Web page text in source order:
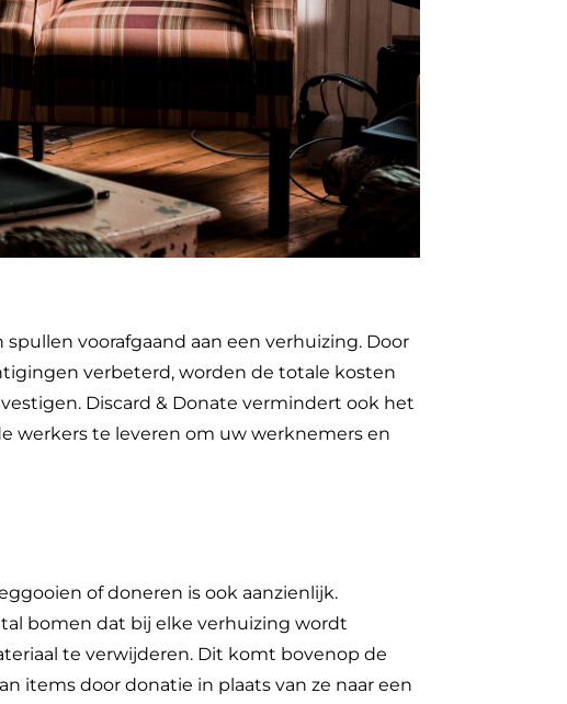
voorafgaand aan een verhuizing. Door
verbeterd, worden de totale kosten
Discard & Donate vermindert ook het
werkers te leveren om uw werknemers en
of doneren is ook aanzienlijk.
bomen dat bij elke verhuizing wordt
te verwijderen. Dit komt bovenop de
items door donatie in plaats van ze naar een